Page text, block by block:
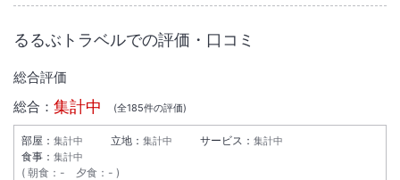
るるぶトラベルでの評価・口コミ
総合評価
総合： 集計中 (全185件の評価)
部屋： 集計中 立地： 集計中 サービス： 集計中
食事： 集計中
朝食 ： - 夕食 ： -